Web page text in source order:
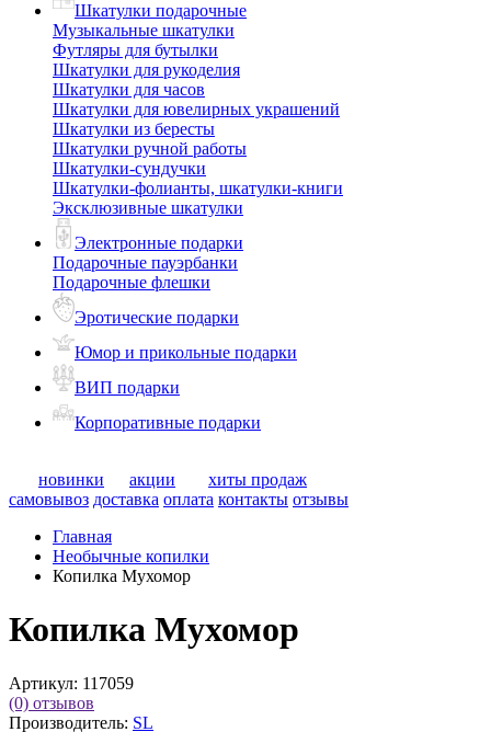
Шкатулки подарочные
Музыкальные шкатулки
Футляры для бутылки
Шкатулки для рукоделия
Шкатулки для часов
Шкатулки для ювелирных украшений
Шкатулки из бересты
Шкатулки ручной работы
Шкатулки-сундучки
Шкатулки-фолианты, шкатулки-книги
Эксклюзивные шкатулки
Электронные подарки
Подарочные пауэрбанки
Подарочные флешки
Эротические подарки
Юмор и прикольные подарки
ВИП подарки
Корпоративные подарки
новинки акции
хиты продаж
самовывоз доставка оплата контакты отзывы
Главная
Необычные копилки
Копилка Мухомор
Копилка Мухомор
Артикул: 117059
(0) отзывов
Производитель: SL